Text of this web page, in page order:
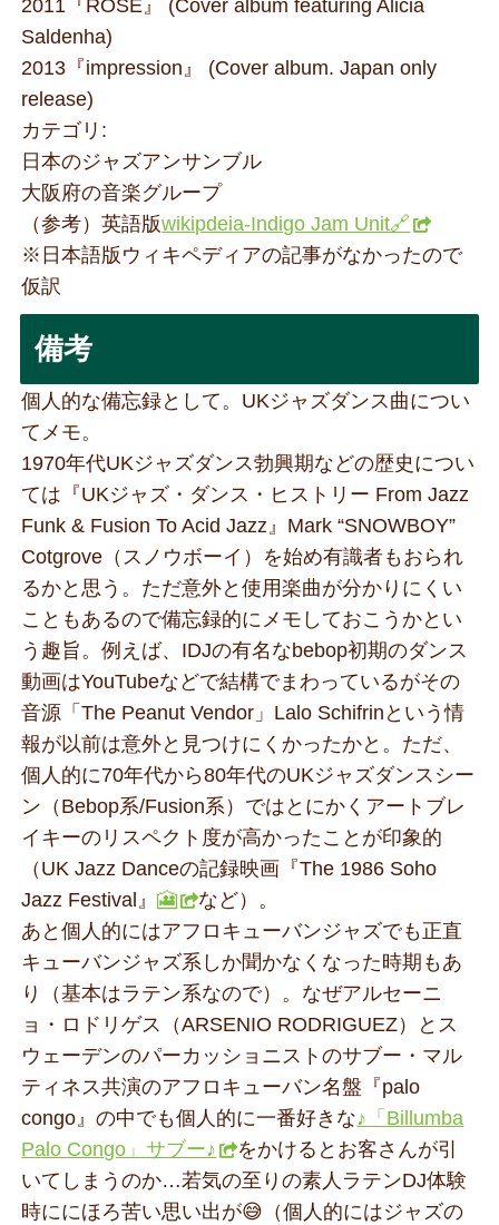
2011『ROSE』 (Cover album featuring Alicia
Saldenha)
2013『impression』 (Cover album. Japan only
release)
カテゴリ:
日本のジャズアンサンブル
大阪府の音楽グループ
（参考）英語版wikipdeia-Indigo Jam Unit🔗
※日本語版ウィキペディアの記事がなかったので
仮訳
備考
個人的な備忘録として。UKジャズダンス曲につい
てメモ。
1970年代UKジャズダンス勃興期などの歴史につい
ては『UKジャズ・ダンス・ヒストリー From Jazz
Funk & Fusion To Acid Jazz』Mark “SNOWBOY”
Cotgrove（スノウボーイ）を始め有識者もおられ
るかと思う。ただ意外と使用楽曲が分かりにくい
こともあるので備忘録的にメモしておこうかとい
う趣旨。例えば、IDJの有名なbebop初期のダンス
動画はYouTubeなどで結構でまわっているがその
音源「The Peanut Vendor」Lalo Schifrinという情
報が以前は意外と見つけにくかったかと。ただ、
個人的に70年代から80年代のUKジャズダンスシー
ン（Bebop系/Fusion系）ではとにかくアートブレ
イキーのリスペクト度が高かったことが印象的
（UK Jazz Danceの記録映画『The 1986 Soho
Jazz Festival』🎦
など）。
あと個人的にはアフロキューバンジャズでも正直
キューバンジャズ系しか聞かなくなった時期もあ
り（基本はラテン系なので）。なぜアルセーニ
ョ・ロドリゲス（ARSENIO RODRIGUEZ）とス
ウェーデンのパーカッショニストのサブー・マル
ティネス共演のアフロキューバン名盤『palo
congo』の中でも個人的に一番好きな♪「Billumba
Palo Congo」サブー♪
をかけるとお客さんが引
いてしまうのか…若気の至りの素人ラテンDJ体験
時ににほろ苦い思い出が😅（個人的にはジャズの